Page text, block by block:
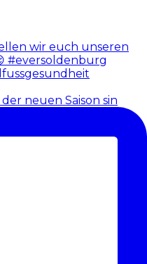
neuen Saison sin